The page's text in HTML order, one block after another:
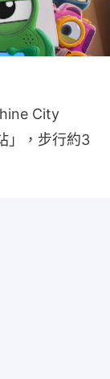
City
」，步行約3